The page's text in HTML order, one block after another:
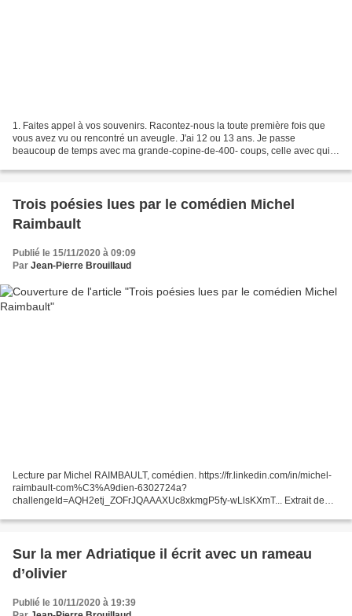
1. Faites appel à vos souvenirs. Racontez-nous la toute première fois que
vous avez vu ou rencontré un aveugle. J'ai 12 ou 13 ans. Je passe
beaucoup de temps avec ma grande-copine-de-400- coups, celle avec qui
Trois poésies lues par le comédien Michel
Raimbault
Publié le 15/11/2020 à 09:09
Par Jean-Pierre Brouillaud
Lecture par Michel RAIMBAULT, comédien. https://fr.linkedin.com/in/michel-
raimbault-com%C3%A9dien-6302724a?
challengeId=AQH2etj_ZOFrJQAAAXUc8xkmgP5fy-wLlsKXmT... Extrait de
RIMBAULT. https://www.lisez.com/auteur/michel-
Sur la mer Adriatique il écrit avec un rameau
d’olivier
Publié le 10/11/2020 à 19:39